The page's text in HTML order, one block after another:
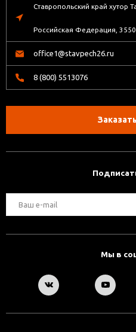
Ставропольский край хутор
Российская Федерация,
office1@stavpech26.ru
8 (800) 5513076
Мы в